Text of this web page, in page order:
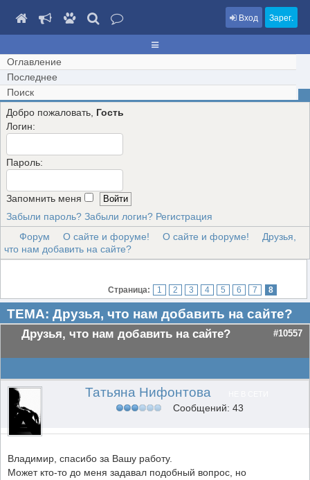
Вход Зарег.
Оглавление
Последнее
Поиск
Добро пожаловать, Гость
Логин:
Пароль:
Запомнить меня
Забыли пароль? Забыли логин? Регистрация
Форум
О сайте и форуме! О сайте и форуме!
Друзья,
что нам добавить на сайте?
Страница: 1 2 3 4 5 6 7 8
ТЕМА: Друзья, что нам добавить на сайте?
Друзья, что нам добавить на сайте? #10557
Татьяна Нифонтова
Сообщений: 43
Владимир, спасибо за Вашу работу.
Может кто-то до меня задавал подобный вопрос, но